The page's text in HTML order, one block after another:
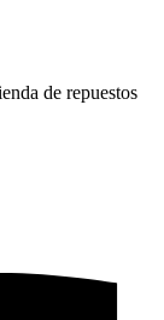
de repuestos